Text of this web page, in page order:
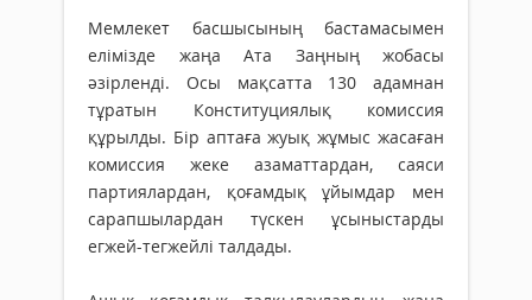
Мемлекет басшысының бастамасымен
елімізде жаңа Ата Заңның жобасы
әзірленді. Осы мақсатта 130 адамнан
тұратын Конституциялық комиссия
құрылды. Бір аптаға жуық жұмыс жасаған
комиссия жеке азаматтардан, саяси
партиялардан, қоғамдық ұйымдар мен
сарапшылардан түскен ұсыныстарды
егжей-тегжейлі талдады.